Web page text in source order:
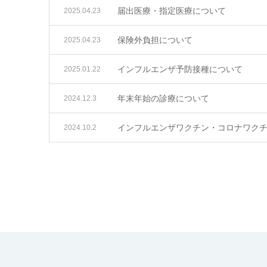
届出医療・指定医療について
2025.04.23
保険外負担について
2025.04.23
インフルエンザ予防接種について
2025.01.22
年末年始の診療について
2024.12.3
インフルエンザワクチン・コロナワク
2024.10.2